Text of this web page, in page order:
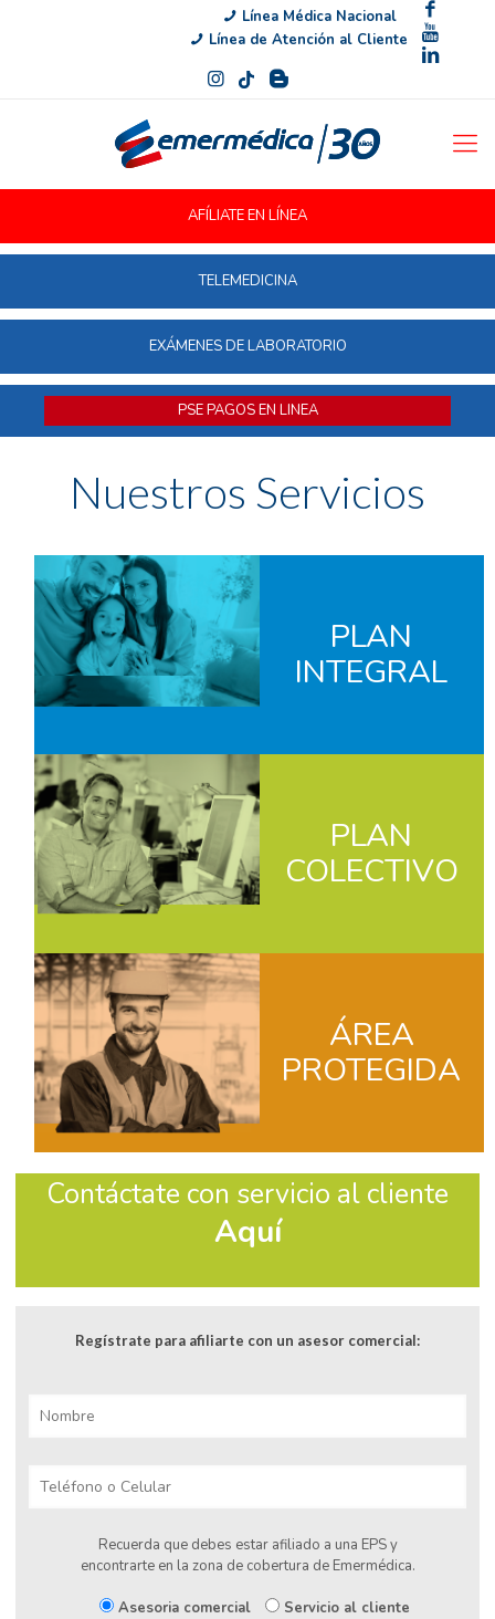
Línea Médica Nacional
Línea de Atención al Cliente
AFÍLIATE EN LÍNEA
TELEMEDICINA
EXÁMENES DE LABORATORIO
PSE PAGOS EN LINEA
Nuestros Servicios
PLAN
INTEGRAL
PLAN
COLECTIVO
ÁREA
PROTEGIDA
Contáctate con servicio al cliente
Aquí
Regístrate para afiliarte con un asesor comercial:
Recuerda que debes estar afiliado a una EPS y
encontrarte en la zona de cobertura de Emermédica.
Asesoria comercial Servicio al cliente